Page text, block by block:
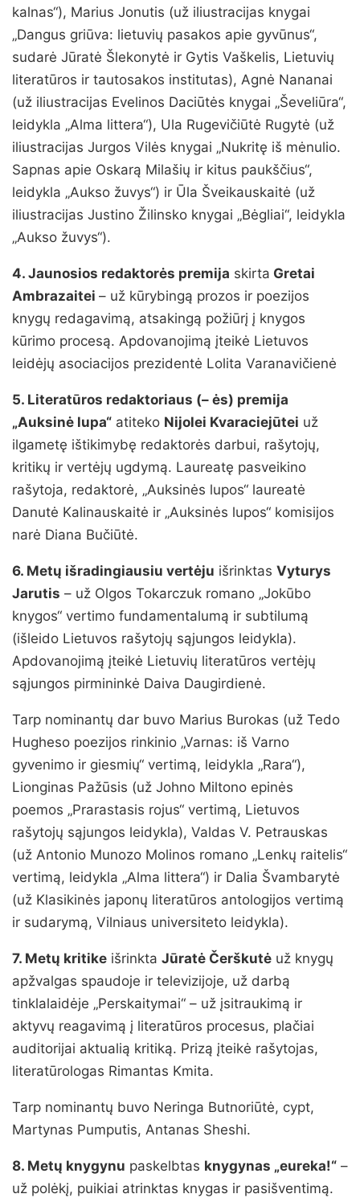
kalnas“), Marius Jonutis (už iliustracijas knygai
„Dangus griūva: lietuvių pasakos apie gyvūnus“,
sudarė Jūratė Šlekonytė ir Gytis Vaškelis, Lietuvių
literatūros ir tautosakos institutas), Agnė Nananai
(už iliustracijas Evelinos Daciūtės knygai „Ševeliūra“,
leidykla „Alma littera“), Ula Rugevičiūtė Rugytė (už
iliustracijas Jurgos Vilės knygai „Nukritę iš mėnulio.
Sapnas apie Oskarą Milašių ir kitus paukščius“,
leidykla „Aukso žuvys“) ir Ūla Šveikauskaitė (už
iliustracijas Justino Žilinsko knygai „Bėgliai“, leidykla
„Aukso žuvys“).
4. Jaunosios redaktorės premija skirta Gretai
Ambrazaitei – už kūrybingą prozos ir poezijos
knygų redagavimą, atsakingą požiūrį į knygos
kūrimo procesą. Apdovanojimą įteikė Lietuvos
leidėjų asociacijos prezidentė Lolita Varanavičienė
5. Literatūros redaktoriaus (– ės) premija
„Auksinė lupa“ atiteko Nijolei Kvaraciejūtei už
ilgametę ištikimybę redaktorės darbui, rašytojų,
kritikų ir vertėjų ugdymą. Laureatę pasveikino
rašytoja, redaktorė, „Auksinės lupos“ laureatė
Danutė Kalinauskaitė ir „Auksinės lupos“ komisijos
narė Diana Bučiūtė.
6. Metų išradingiausiu vertėju išrinktas Vyturys
Jarutis – už Olgos Tokarczuk romano „Jokūbo
knygos“ vertimo fundamentalumą ir subtilumą
(išleido Lietuvos rašytojų sąjungos leidykla).
Apdovanojimą įteikė Lietuvių literatūros vertėjų
sąjungos pirmininkė Daiva Daugirdienė.
Tarp nominantų dar buvo Marius Burokas (už Tedo
Hugheso poezijos rinkinio „Varnas: iš Varno
gyvenimo ir giesmių“ vertimą, leidykla „Rara“),
Lionginas Pažūsis (už Johno Miltono epinės
poemos „Prarastasis rojus“ vertimą, Lietuvos
rašytojų sąjungos leidykla), Valdas V. Petrauskas
(už Antonio Munozo Molinos romano „Lenkų raitelis“
vertimą, leidykla „Alma littera“) ir Dalia Švambarytė
(už Klasikinės japonų literatūros antologijos vertimą
ir sudarymą, Vilniaus universiteto leidykla).
7. Metų kritike išrinkta Jūratė Čerškutė už knygų
apžvalgas spaudoje ir televizijoje, už darbą
tinklalaidėje „Perskaitymai“ – už įsitraukimą ir
aktyvų reagavimą į literatūros procesus, plačiai
auditorijai aktualią kritiką. Prizą įteikė rašytojas,
literatūrologas Rimantas Kmita.
Tarp nominantų buvo Neringa Butnoriūtė, cypt,
Martynas Pumputis, Antanas Sheshi.
8. Metų knygynu paskelbtas knygynas „eureka!“ –
už polėkį, puikiai atrinktas knygas ir pasišventimą.